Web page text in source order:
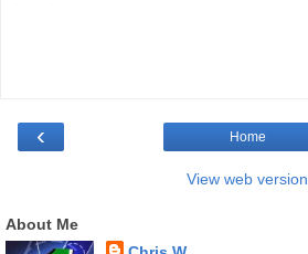
‹ Home
View web version
About Me